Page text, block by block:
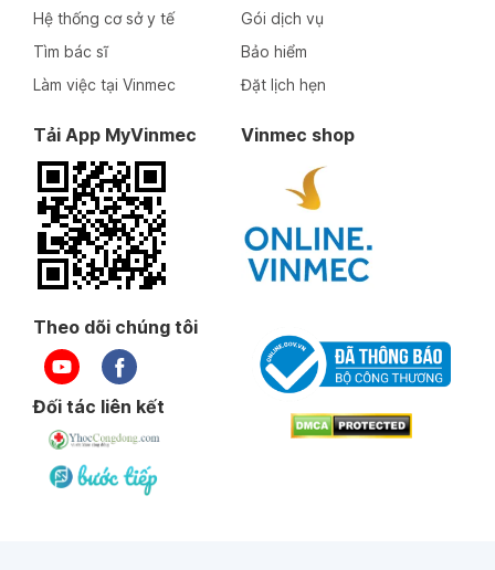
Hệ thống cơ sở y tế
Tìm bác sĩ
Làm việc tại Vinmec
Gói dịch vụ
Bảo hiểm
Đặt lịch hẹn
Tải App MyVinmec Vinmec shop
Theo dõi chúng tôi
Đối tác liên kết